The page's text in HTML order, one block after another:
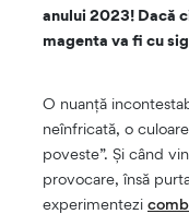
anului 2023! Dacă
magenta va fi cu
O nuanță
neînfricată, o
poveste”. Și când
provocare, însă
experimentezi